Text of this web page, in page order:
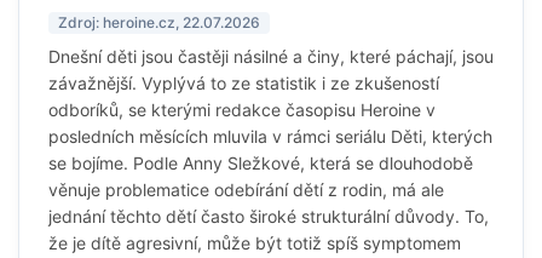
Zdroj: heroine.cz, 22.07.2026
Dnešní děti jsou častěji násilné a činy, které páchají, jsou
závažnější. Vyplývá to ze statistik i ze zkušeností
odboríků, se kterými redakce časopisu Heroine v
posledních měsících mluvila v rámci seriálu Děti, kterých
se bojíme. Podle Anny Sležkové, která se dlouhodobě
věnuje problematice odebírání dětí z rodin, má ale
jednání těchto dětí často široké strukturální důvody. To,
že je dítě agresivní, může být totiž spíš symptomem